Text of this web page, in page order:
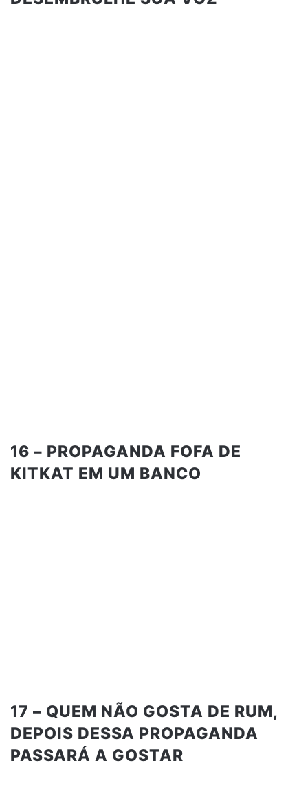
16 – PROPAGANDA FOFA DE
KITKAT EM UM BANCO
17 – QUEM NÃO GOSTA DE RUM,
DEPOIS DESSA PROPAGANDA
PASSARÁ A GOSTAR